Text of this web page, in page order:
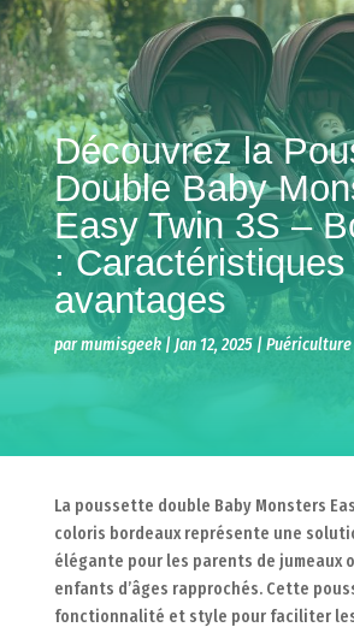
Découvrez la
Double Baby
Easy Twin 3S –
:
avantages
parmumisgeek Jan 12, 2025 Puériculture
La poussette double Baby Monsters
coloris bordeaux représente une
élégante pour les parents de jumeaux
enfants d’âges rapprochés. Cette
fonctionnalité et style pour faciliter